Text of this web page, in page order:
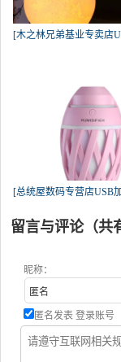
[木之林兄弟基业专卖店
[总统屋数码专营店USB
留言与评论（共
昵称：
匿名发表 登录账号